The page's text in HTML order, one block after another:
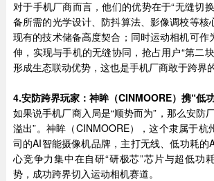
对于手机厂商而言，他们的优势在于“无缝切
备所需的光学设计、防抖算法、影像调校等核
现有的技术储备高度契合；同时运动相机可作
伸，实现与手机的无缝协同，抢占用户“第二
形成生态联动优势，这也是手机厂商敢于跨界
4.安防跨界玩家：神眸（CINMOORE）携“低
如果说手机厂商入局是“顺势而为”，那么安防
溢出”。神眸（CINMOORE），这个隶属于杭
司的AI智能摄像机品牌，主打无线、低功耗的
心竞争力集中在自研“研极芯”芯片与超低功
势，成功跨界切入运动相机赛道。